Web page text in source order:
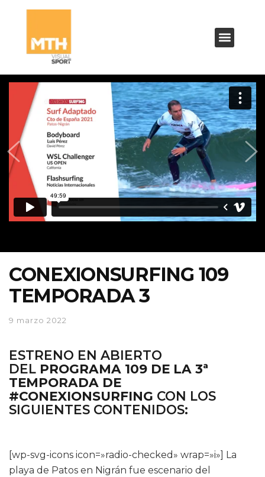
CONEXIONSURFING 109
TEMPORADA 3
9 marzo 2022
ESTRENO EN ABIERTO
DEL PROGRAMA 109 DE LA 3ª
TEMPORADA DE
#CONEXIONSURFING CON LOS
SIGUIENTES CONTENIDOS:
[wp-svg-icons icon=»radio-checked» wrap=»i»] La
playa de Patos en Nigrán fue escenario del